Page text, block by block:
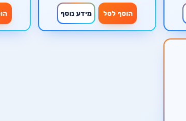
הוסף לסל מידע נוסף